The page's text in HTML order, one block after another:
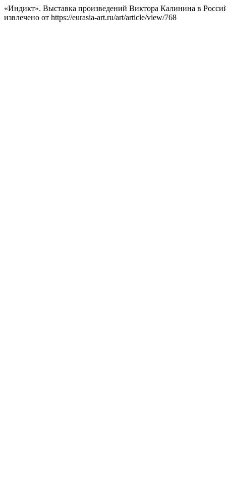
«Индикт». Выставка произведений Виктора Калинина в
извлечено от https://eurasia-art.ru/art/article/view/768